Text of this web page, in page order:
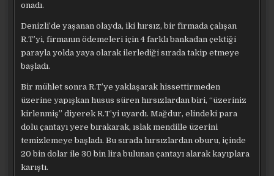
onadı.
Denizli’de yaşanan olayda, iki hırsız, bir firmada çalışan
R.T’yi, firmanın ödemeleri için 4 farklı bankadan çektiği
parayla yolda yaya olarak ilerlediği sırada takip etmeye
başladı.
Bir mühlet sonra R.T’ye yaklaşarak hissettirmeden
üzerine yapışkan husus süren hırsızlardan biri, “üzeriniz
kirlenmiş” diyerek R.T’yi uyardı. Mağdur, elindeki para
dolu çantayı yere bırakarak, ıslak mendille üzerini
temizlemeye başladı. Bu sırada hırsızlardan oburu, içinde
20 bin dolar ile 30 bin lira bulunan çantayı alarak kayıplara
karıştı.